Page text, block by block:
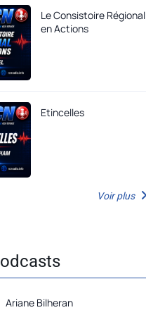
Le Consistoire Régional
en Actions
Etincelles
Voir plus
Ariane Bilheran